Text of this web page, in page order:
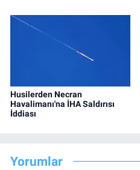
Husilerden Necran
Havalimanı'na İHA Saldırısı
İddiası
Yorumlar